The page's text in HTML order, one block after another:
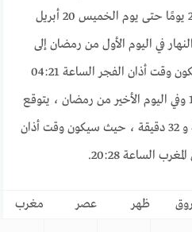
لليوم الخميس ، ويستمر لمدة 29 يومًا حتى يوم الخميس 20 أبريل
النهار في اليوم الأول من رمضان إلى
14 ساعة و 18 دقيقة، حيث سيكون وقت أذان الفجر الساعة 04:21
ووقت أذان المغرب الساعة 18:39 وفي اليوم الأخير من رمضان ، يتوقع
أن تصل مدة النهار إلى 16 ساعة و 32 دقيقة ، حيث سيكون وقت أذان
ظهر عصر مغرب